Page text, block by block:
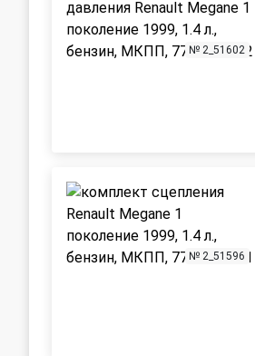
№ 2_51602
№ 2_51596